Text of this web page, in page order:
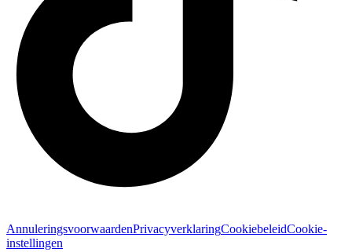
AnnuleringsvoorwaardenPrivacyverklaringCookiebeleidCookie-
instellingen